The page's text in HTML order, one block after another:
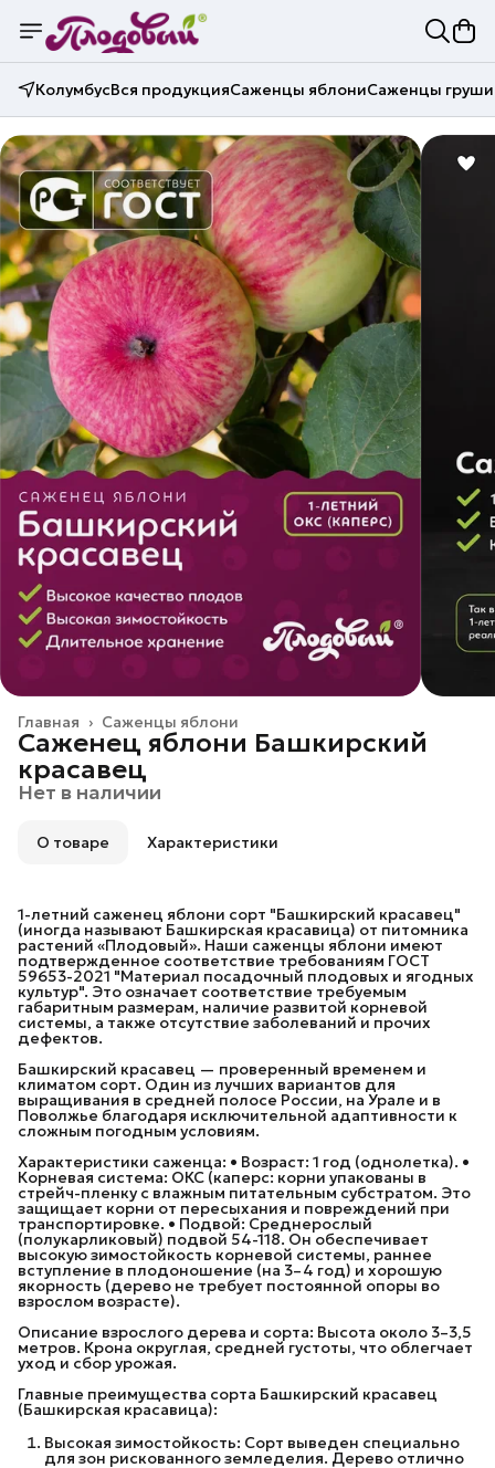
КолумбусВся продукцияСаженцы яблониСаженцы груши
Саженцы яблони
Главная ›
Саженец яблони Башкирский
красавец
Нет в наличии
О товаре Характеристики
1-летний саженец яблони сорт "Башкирский красавец"
(иногда называют Башкирская красавица) от питомника
растений «Плодовый». Наши саженцы яблони имеют
подтвержденное соответствие требованиям ГОСТ
59653-2021 "Материал посадочный плодовых и ягодных
культур". Это означает соответствие требуемым
габаритным размерам, наличие развитой корневой
системы, а также отсутствие заболеваний и прочих
дефектов.
Башкирский красавец — проверенный временем и
климатом сорт. Один из лучших вариантов для
выращивания в средней полосе России, на Урале и в
Поволжье благодаря исключительной адаптивности к
сложным погодным условиям.
Характеристики саженца: • Возраст: 1 год (однолетка). •
Корневая система: ОКС (каперс: корни упакованы в
стрейч-пленку с влажным питательным субстратом. Это
защищает корни от пересыхания и повреждений при
транспортировке. • Подвой: Среднерослый
(полукарликовый) подвой 54-118. Он обеспечивает
высокую зимостойкость корневой системы, раннее
вступление в плодоношение (на 3–4 год) и хорошую
якорность (дерево не требует постоянной опоры во
взрослом возрасте).
Описание взрослого дерева и сорта: Высота около 3–3,5
метров. Крона округлая, средней густоты, что облегчает
уход и сбор урожая.
Главные преимущества сорта Башкирский красавец
(Башкирская красавица):
Высокая зимостойкость: Сорт выведен специально
для зон рискованного земледелия. Дерево отлично